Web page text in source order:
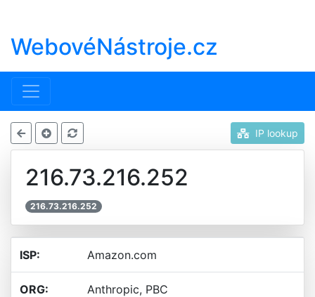
WebovéNástroje.cz
IP lookup
216.73.216.252
216.73.216.252
ISP: Amazon.com
ORG: Anthropic, PBC